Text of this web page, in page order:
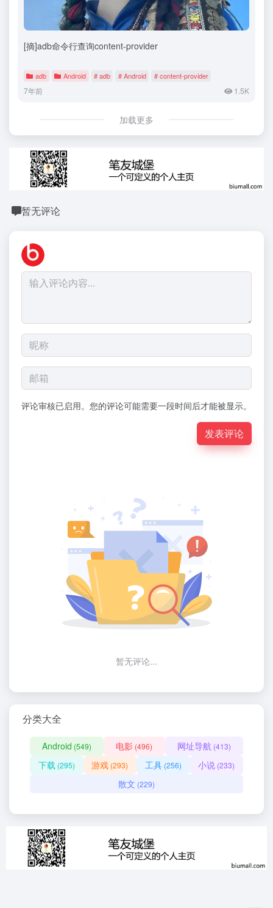
[摘]adb命令行查询content-provider
adb Android # adb # Android # content-provider
7年前 1.5K
加载更多
暂无评论
评论审核已启用。您的评论可能需要一段时间后才能被显示。
发表评论
暂无评论...
分类大全
Android (549) 电影 (496) 网址导航 (413)
下载 (295) 游戏 (293) 工具(256) 小说 (233)
散文 (229)